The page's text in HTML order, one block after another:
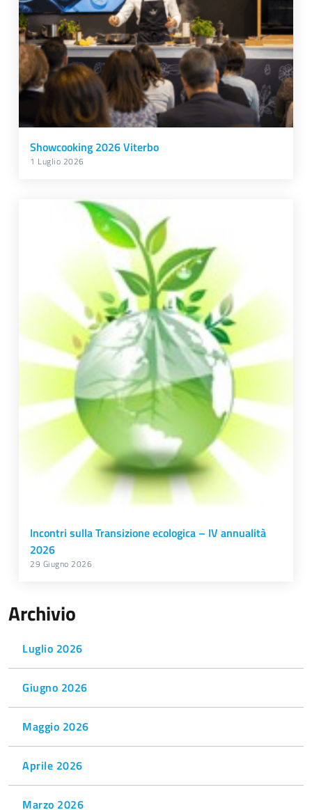
Showcooking 2026 Viterbo
1 Luglio 2026
Incontri sulla Transizione ecologica – IV annualità
2026
29 Giugno 2026
Archivio
Luglio 2026
Giugno 2026
Maggio 2026
Aprile 2026
Marzo 2026